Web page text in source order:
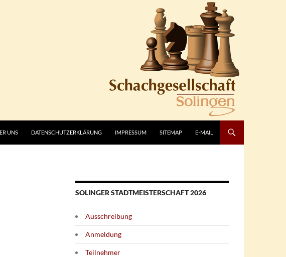
UNS DATENSCHUTZERKLÄRUNG IMPRESSUM SITEMAP E-MAIL
SOLINGER STADTMEISTERSCHAFT 2026
Ausschreibung
Anmeldung
Teilnehmer